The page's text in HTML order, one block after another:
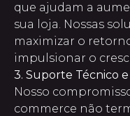
que ajudam a
sua loja. Nossas
maximizar o
impulsionar o
3. Suporte Técnico
Nosso
commerce não